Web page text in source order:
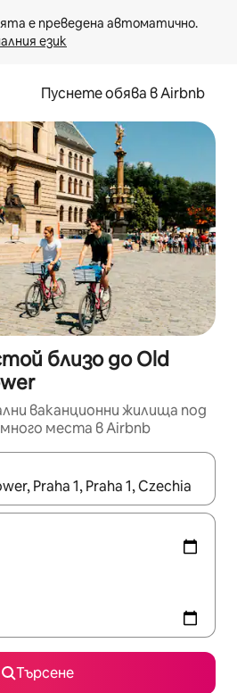
език
Пуснете обява в Airbnb
близо до Old
ваканционни жилища под
места в Airbnb
се покажат, използвайте
Търсене